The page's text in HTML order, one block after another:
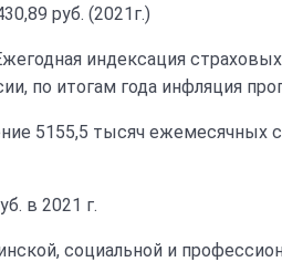
руб. (2021г.)
индексация
по итогам года инфляция
5155,5 тысяч
в 2021 г.
социальной и